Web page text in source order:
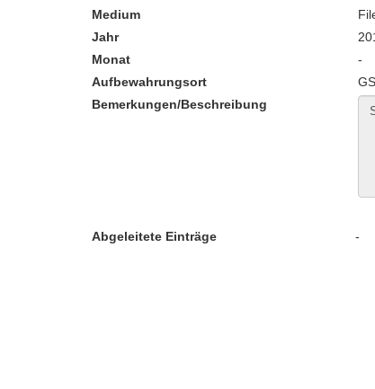
Medium
Jahr
Monat
-
Aufbewahrungsort
Bemerkungen/Beschreibung
Abgeleitete Einträge -